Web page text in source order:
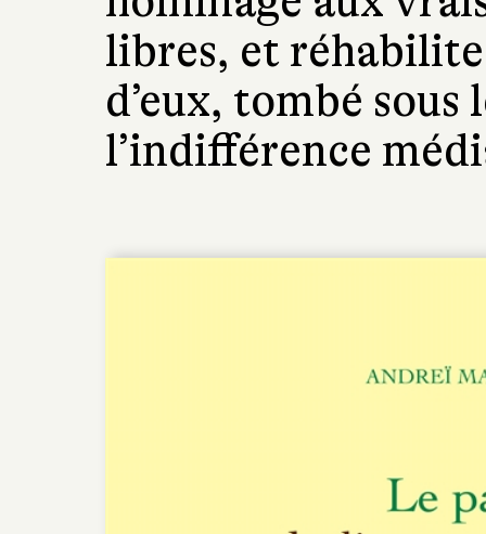
libres, et
d’eux, tombé sous
l’indifférence